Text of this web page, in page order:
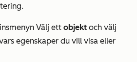
.
Välj ett objekt och välj
egenskaper du vill visa eller